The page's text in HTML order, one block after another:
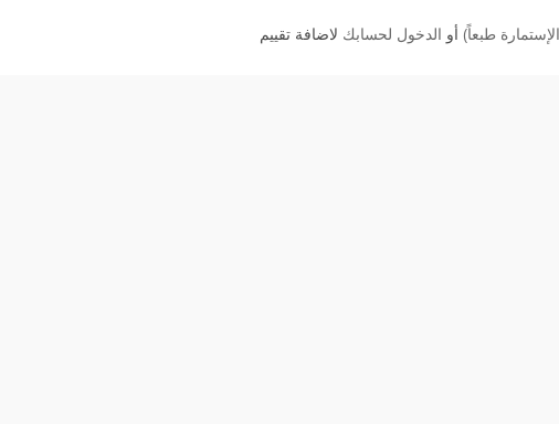
طبعاً) أو الدخول لحسابك لاضافة تقييم